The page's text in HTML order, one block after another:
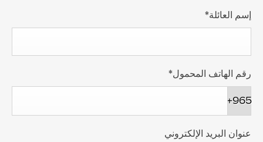
إسم العائلة*
رقم الهاتف المحمول*
+965
عنوان البريد الإلكتروني